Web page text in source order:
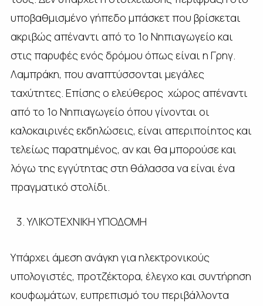
υποβαθμισμένο γήπεδο μπάσκετ που βρίσκεται
ακριβώς απέναντι από το 1ο Νηπιαγωγείο και
στις παρυφές ενός δρόμου όπως είναι η Γρηγ.
Λαμπράκη, που αναπτύσσονται μεγάλες
ταχύτητες. Επίσης ο ελεύθερος χώρος απέναντι
από το 1ο Νηπιαγωγείο όπου γίνονται οι
καλοκαιρινές εκδηλώσεις, είναι απεριποίητος και
τελείως παρατημένος, αν και θα μπορούσε και
λόγω της εγγύτητας στη θάλασσα να είναι ένα
πραγματικό στολίδι.
ΥΛΙΚΟΤΕΧΝΙΚΗ ΥΠΟΔΟΜΗ
Υπάρχει άμεση ανάγκη για ηλεκτρονικούς
υπολογιστές, προτζέκτορα, έλεγχο και συντήρηση
κουφωμάτων, ευπρεπισμό του περιβάλλοντα